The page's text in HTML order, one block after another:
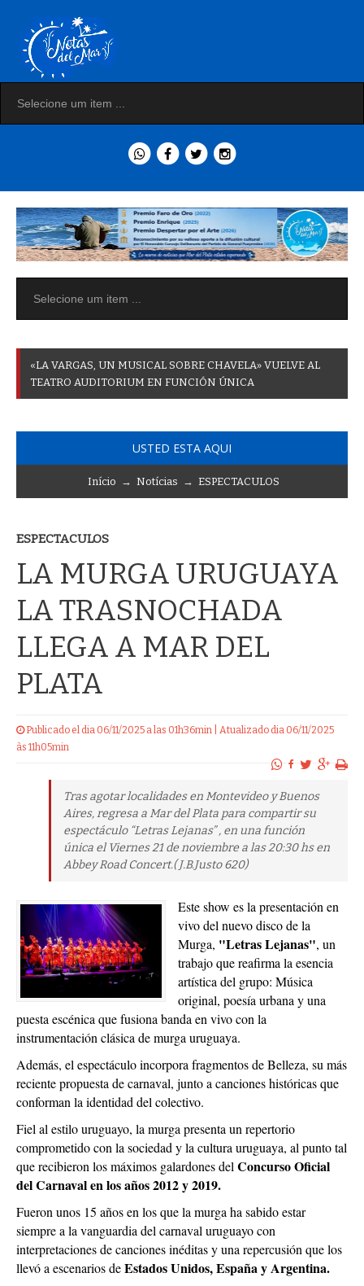
«LA VARGAS UN MUSICAL SOBRE CHAVELA» VUELVE AL
TEATRO AUDITORIUM EN FUNCIÓN ÚNICA
USTED ESTA AQUI
Início → Notícias → ESPECTACULOS
ESPECTACULOS
LA MURGA URUGUAYA
LA TRASNOCHADA
LLEGA A MAR DEL
PLATA
Publicado el dia 06/11/2025 a las 01h36min | Atualizado dia 06/11/2025
às 11h05min
Tras agotar localidades en Montevideo y Buenos
Aires, regresa a Mar del Plata para compartir su
espectáculo “Letras Lejanas” , en una función
única el Viernes 21 de noviembre a las 20:30 hs en
Abbey Road Concert.( J.B.Justo 620)
Este show es la presentación en
vivo del nuevo disco de la
Murga, "Letras Lejanas", un
trabajo que reafirma la esencia
artística del grupo: Música
original, poesía urbana y una
puesta escénica que fusiona banda en vivo con la
instrumentación clásica de murga uruguaya.
Además, el espectáculo incorpora fragmentos de Belleza, su más
reciente propuesta de carnaval, junto a canciones históricas que
conforman la identidad del colectivo.
Fiel al estilo uruguayo, la murga presenta un repertorio
comprometido con la sociedad y la cultura uruguaya, al punto tal
que recibieron los máximos galardones del Concurso Oficial
del Carnaval en los años 2012 y 2019.
Fueron unos 15 años en los que la murga ha sabido estar
siempre a la vanguardia del carnaval uruguayo con
interpretaciones de canciones inéditas y una repercusión que los
llevó a escenarios deEstados Unidos, España y Argentina.